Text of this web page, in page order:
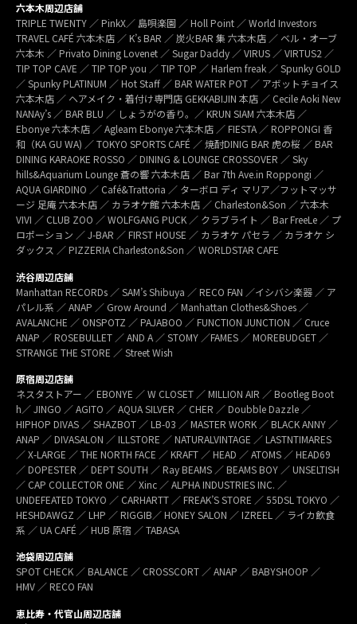
六本木周辺店舗
TRIPLE TWENTY ／ PinkX／ 島唄楽園 ／ Holl Point ／ World Investors
TRAVEL CAFÉ 六本木店 ／ K’s BAR ／ 炭火BAR 集 六本木店 ／ ベル・オーブ
六本木 ／ Privato Dining Lovenet ／ Sugar Daddy ／ VIRUS ／ VIRTUS2 ／
TIP TOP CAVE ／ TIP TOP you ／ TIP TOP ／ Harlem freak ／ Spunky GOLD
／ Spunky PLATINUM ／ Hot Staff ／ BAR WATER POT ／ アボットチョイス
六本木店 ／ ヘアメイク・着付け専門店 GEKKABIJIN 本店 ／ Cecile Aoki New
NANAy’s ／ BAR BLU ／ しょうがの香り。／ KRUN SIAM 六本木店 ／
Ebonye 六本木店 ／ Agleam Ebonye 六本木店 ／ FIESTA ／ ROPPONGI 香
和（KA GU WA) ／ TOKYO SPORTS CAFÉ ／ 焼酎DINIG BAR 虎の桜 ／ BAR
DINING KARAOKE ROSSO ／ DINING & LOUNGE CROSSOVER ／ Sky
hills&Aquarium Lounge 蒼の響 六本木店 ／ Bar 7th Ave.in Roppongi ／
AQUA GIARDINO ／ Café&Trattoria ／ ターボロ ディ マリア／フットマッサ
ージ 足庵 六本木店 ／ カラオケ館 六本木店 ／ Charleston&Son ／ 六本木
VIVI ／ CLUB ZOO ／ WOLFGANG PUCK ／ クラブライト ／ Bar FreeLe ／ プ
ロポーション ／ J-BAR ／ FIRST HOUSE ／ カラオケ パセラ ／ カラオケ シ
ダックス ／ PIZZERIA Charleston&Son ／ WORLDSTAR CAFE
渋谷周辺店舗
Manhattan RECORDs ／ SAM’s Shibuya ／ RECO FAN ／イシバシ楽器 ／ ア
パレル系 ／ ANAP ／ Grow Around ／ Manhattan Clothes&Shoes ／
AVALANCHE ／ ONSPOTZ ／ PAJABOO ／ FUNCTION JUNCTION ／ Cruce
ANAP ／ ROSEBULLET ／ AND A ／ STOMY ／FAMES ／ MOREBUDGET ／
STRANGE THE STORE ／ Street Wish
原宿周辺店舗
ネスタストアー ／ EBONYE ／ W CLOSET ／ MILLION AIR ／ Bootleg Boot
h／ JINGO ／ AGITO ／ AQUA SILVER ／ CHER ／ Doubble Dazzle ／
HIPHOP DIVAS ／ SHAZBOT ／ LB-03 ／ MASTER WORK ／ BLACK ANNY ／
ANAP ／ DIVASALON ／ ILLSTORE ／ NATURALVINTAGE ／ LASTNTIMARES
／ X-LARGE ／ THE NORTH FACE ／ KRAFT ／ HEAD ／ ATOMS ／ HEAD69
／ DOPESTER ／ DEPT SOUTH ／ Ray BEAMS ／ BEAMS BOY ／ UNSELTISH
／ CAP COLLECTOR ONE ／ Xinc ／ ALPHA INDUSTRIES INC. ／
UNDEFEATED TOKYO ／ CARHARTT ／ FREAK’S STORE ／ 55DSL TOKYO ／
HESHDAWGZ ／ LHP ／ RIGGIB／ HONEY SALON ／ IZREEL ／ ライカ飲食
系 ／ UA CAFÉ ／ HUB 原宿 ／ TABASA
池袋周辺店舗
SPOT CHECK ／ BALANCE ／ CROSSCORT ／ ANAP ／ BABYSHOOP ／
HMV ／ RECO FAN
恵比寿・代官山周辺店舗